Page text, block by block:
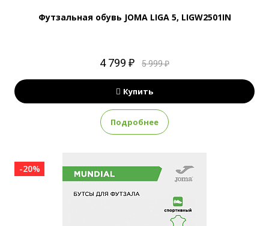
Футзальная обувь JOMA LIGA 5, LIGW2501IN
4 799 ₽ 5 999 ₽
Купить
Подробнее
-20%